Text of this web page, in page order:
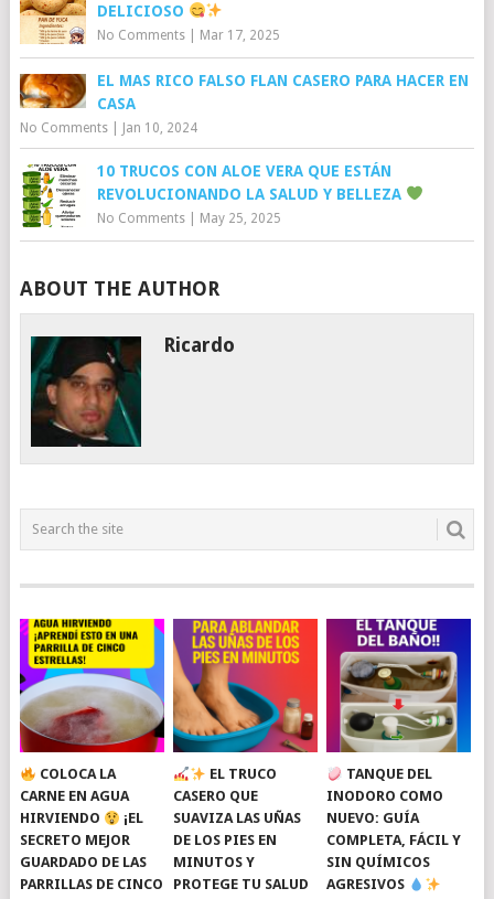
DELICIOSO
No Comments| Mar 17, 2025
EL MAS RICO FALSO FLAN CASERO PARA HACER EN
CASA
No Comments| Jan 10, 2024
10 TRUCOS CON ALOE VERA QUE ESTÁN
REVOLUCIONANDO LA SALUD Y BELLEZA
No Comments| May 25, 2025
ABOUT THE AUTHOR
Ricardo
COLOCA LA
CARNE EN AGUA
HIRVIENDO
¡EL
SECRETO MEJOR
GUARDADO DE LAS
PARRILLAS DE CINCO
EL TRUCO
CASERO QUE
SUAVIZA LAS UÑAS
DE LOS PIES EN
MINUTOS Y
PROTEGE TU SALUD
TANQUE DEL
INODORO COMO
NUEVO: GUÍA
COMPLETA, FÁCIL Y
SIN QUÍMICOS
AGRESIVOS